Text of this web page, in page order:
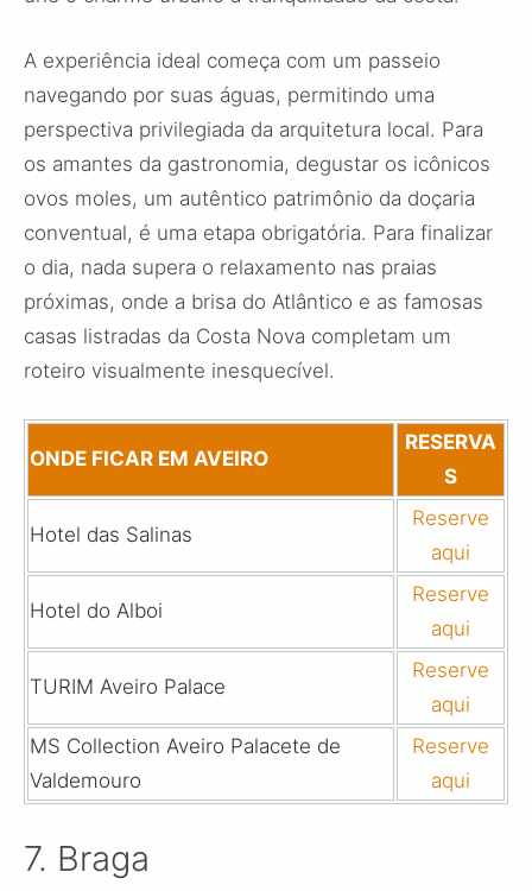
A experiência ideal começa com um passeio
navegando por suas águas, permitindo uma
perspectiva privilegiada da arquitetura local. Para
os amantes da gastronomia, degustar os icônicos
ovos moles, um autêntico patrimônio da doçaria
conventual, é uma etapa obrigatória. Para finalizar
o dia, nada supera o relaxamento nas praias
próximas, onde a brisa do Atlântico e as famosas
casas listradas da Costa Nova completam um
roteiro visualmente inesquecível.
ONDE FICAR EM AVEIRO
RESERVA
S
Hotel das Salinas
Reserve
aqui
Hotel do Alboi
Reserve
aqui
TURIM Aveiro Palace
Reserve
aqui
MS Collection Aveiro Palacete de
Valdemouro
Reserve
aqui
7. Braga